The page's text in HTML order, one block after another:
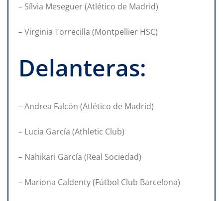
– Sílvia Meseguer (Atlético de Madrid)
– Virginia Torrecilla (Montpellier HSC)
Delanteras:
– Andrea Falcón (Atlético de Madrid)
– Lucia García (Athletic Club)
– Nahikari García (Real Sociedad)
– Mariona Caldenty (Fútbol Club Barcelona)